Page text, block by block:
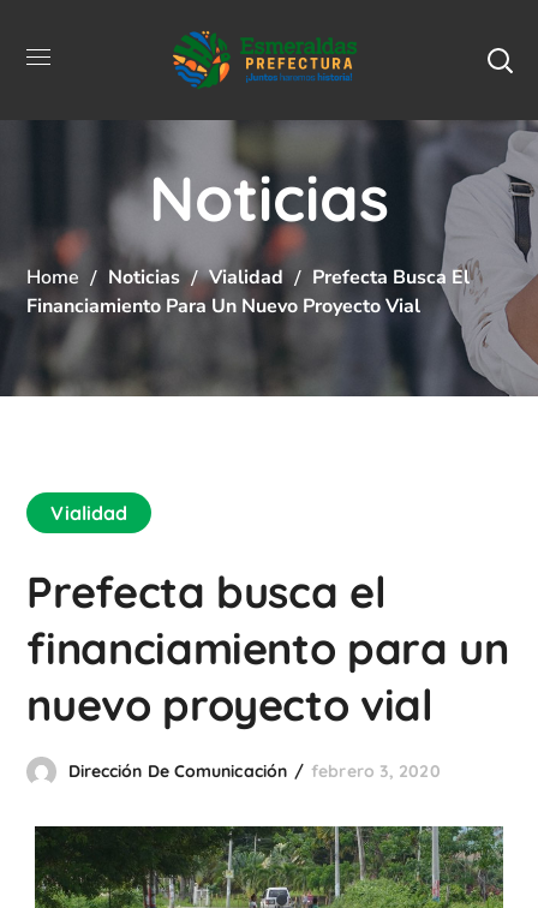
Noticias
Home Noticias Vialidad
Prefecta Busca El
Financiamiento Para Un Nuevo Proyecto Vial
Vialidad
Prefecta busca el
financiamiento para un
nuevo proyecto vial
Dirección De Comunicación febrero 3, 2020